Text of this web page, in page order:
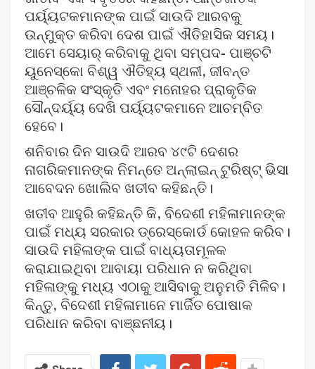
ପର୍ୟ୍ୟଟକମାନଙ୍କ ପାଇଁ ସାଉଦି ଆରବକୁ
ଉନ୍ମୁକ୍ତ କରିବା ଦେଶ ପାଇଁ ଐତିହାସିକ ସମୟ।
ଆମେ ସେୟାର୍‌ କରିବାକୁ ଥିବା ସମ୍ପଦ- ପାଞ୍ଚଟି
ୟୁନେସ୍କୋ ବିଶ୍ୱ ଐତିହ୍ୟ ସ୍ଥଳୀ, ଜୀବନ୍ତ
ଆଞ୍ଚଳିକ ସଂସ୍କୃତି ଏବଂ ମନୋହର ପ୍ରାକୃତିକ
ସୌନ୍ଦର୍ୟ୍ୟ ଦେଖି ପର୍ୟ୍ୟଟକମାନେ ଆଚମ୍ବିତ
ହେବେ।
ଶନିବାର ଦିନ ସାଉଦି ଆରବ ୪୯ଟି ଦେଶର
ନାଗରିକମାନଙ୍କ ନିମନ୍ତେ ଅନ୍‌ଲାଇନ୍‌ ଟୁରିଷ୍ଟ୍‍ ଭିସା
ଆବେଦନ ଖୋଲିବ ଖତୀବ କହିଛନ୍ତି।
ଖତୀବ ଆହୁରି କହିଛନ୍ତି କି, ବିଦେଶୀ ମହିଳାମାନଙ୍କ
ପାଇଁ ମଧ୍ୟ ସରକାର ଡ୍ରେସ୍‌କୋର୍ଡ କୋହଳ କରିବ।
ସାଉଦି ମହିଳାଙ୍କ ପାଇଁ ବାଧ୍ୟତାମୂଳକ
କରାଯାଇଥିବା ଆବାୟା ପରିଧାନ ନ କରିଥିବା
ମହିଳାଙ୍କୁ ମଧ୍ୟ ଏଠାକୁ ଆସିବାକୁ ଅନୁମତି ମିଳିବ।
କିନ୍ତୁ, ବିଦେଶୀ ମହିଳାମାନେ ମାର୍ଜିତ ପୋଷାକ
ପରିଧାନ କରିବା ବାଞ୍ଛନୀୟ।